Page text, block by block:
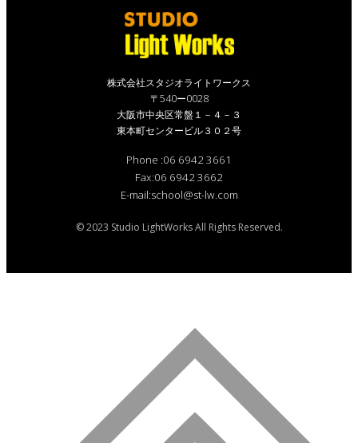
株式会社スタジオライトワークス
〒540ー0028
大阪市中央区常盤１－４－３
東本町センタービル３０２号
Phone :06 6942 3661
Fax:06 6942 3662
E-mail:school@st-lw.com
© 2023 Studio LightWorks All Rights Reserved.